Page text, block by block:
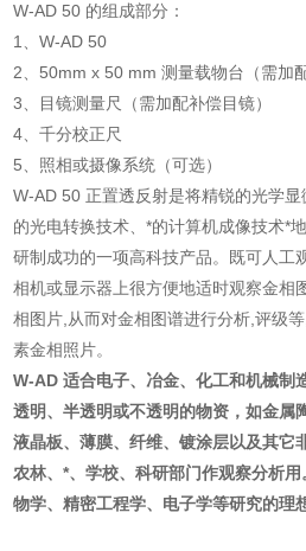
W-AD 50 的组成部分：
1、W-AD 50
2、50mm x 50 mm 测量载物台（需加
3、目镜测量尺（需加配补偿目镜）
4、千分校正尺
5、照相或摄像系统（可选）
W-AD 50 正置透反射是将精锐的光学显
的光电转换技术、*的计算机成像技术*
研制成功的一项高科技产品。既可人工
相机或显示器上很方便地适时观察金相
相图片,从而对金相图谱进行分析,评级
素金相照片。
W-AD 适合电子、冶金、化工和机械制
透明、半透明或不透明的物资，如金属
液晶板、薄膜、纤维、镀涂层以及其它
农林、*、学校、科研部门作观察分析
物学、精密工程学、电子学等研究的理